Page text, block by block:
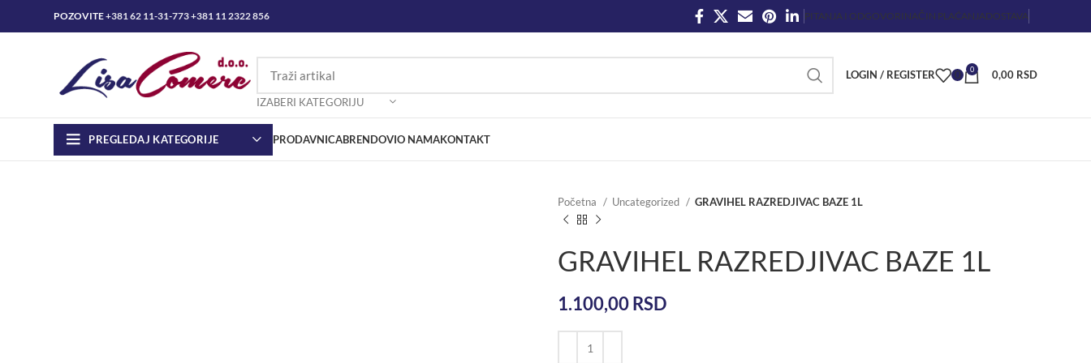
POZOVITE+381 62 11-31-773+381 11 2322 856 PITANJA I ODGOVORI NAČIN PLAĆANJADOSTAVA
IZABERI KATEGORIJU
LOGIN / REGISTER 0 0 0,00 RSD
PREGLEDAJ KATEGORIJE PRODAVNICABRENDOVIO NAMAKONTAKT
Početna Uncategorized GRAVIHEL RAZREDJIVAC BAZE 1L
GRAVIHEL RAZREDJIVAC BAZE 1L
1.100,00RSD